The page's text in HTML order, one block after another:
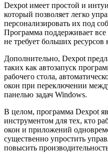
Dexpot имеет простой и
который позволяет легко
персонализировать их под
Программа поддерживает
не требует больших ресурсов
Дополнительно, Dexpot
таких как автозапуск
рабочего стола,
окон при переключении
панелью задач Windows.
В целом, программа Dexpot
инструментом для тех, кто
окон и приложений
существенно упростить
повысить